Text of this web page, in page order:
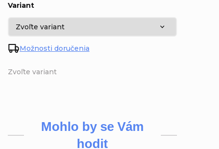
Zvoľte variant
Variant
Možnosti doručenia
Mohlo by se Vám
hodit